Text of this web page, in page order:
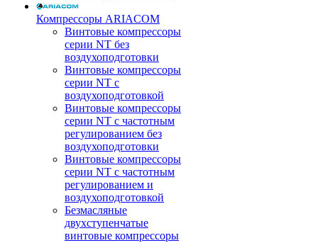
Компрессоры ARIACOM
Винтовые компрессоры
серии NT без
воздухоподготовки
Винтовые компрессоры
серии NT c
воздухоподготовкой
Винтовые компрессоры
серии NT с частотным
регулированием без
воздухоподготовки
Винтовые компрессоры
серии NT с частотным
регулированием и
воздухоподготовкой
Безмасляные
двухступенчатые
винтовые компрессоры